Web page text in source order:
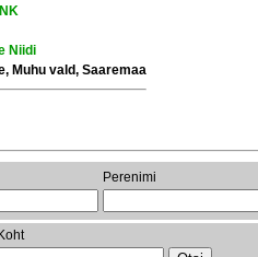
Niidi
Muhu vald, Saaremaa
Perenimi
Koht